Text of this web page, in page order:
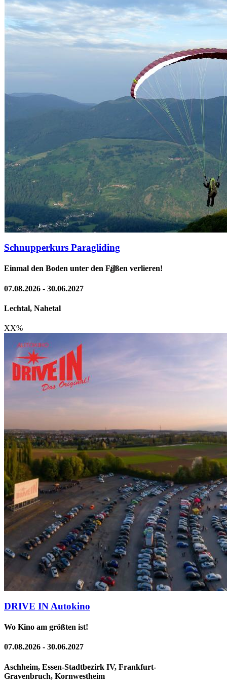
Schnupperkurs Paragliding
Einmal den Boden unter den Füßen verlieren!
07.08.2026 - 30.06.2027
Lechtal, Nahetal
XX%
DRIVE IN Autokino
Wo Kino am größten ist!
07.08.2026 - 30.06.2027
Aschheim, Essen-Stadtbezirk IV, Frankfurt-
Gravenbruch, Kornwestheim